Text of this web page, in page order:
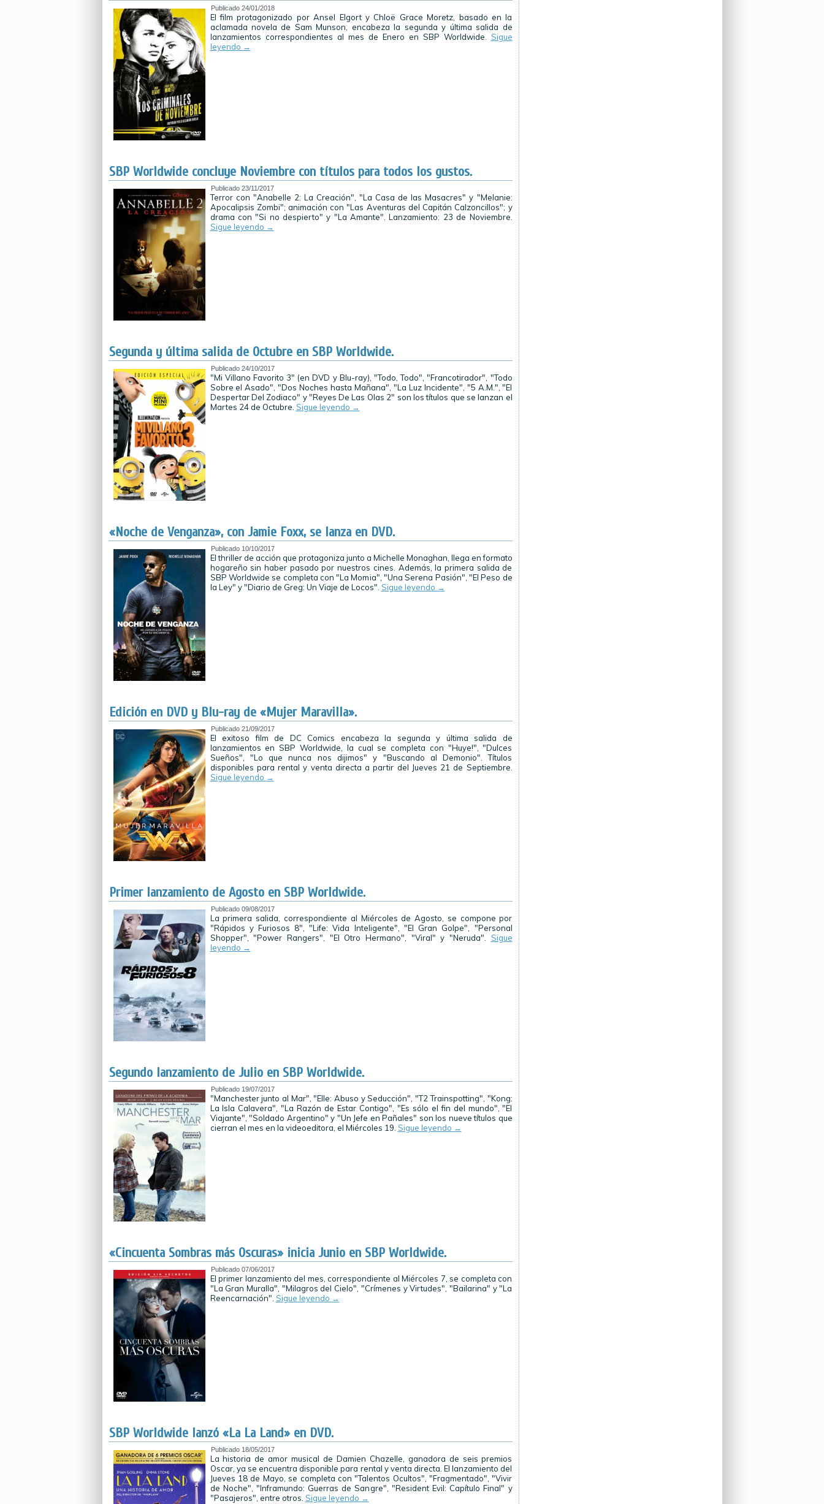
Publicado 24/01/2018
El film protagonizado por Ansel Elgort y Chloë Grace Moretz, basado en la
aclamada novela de Sam Munson, encabeza la segunda y última salida de
lanzamientos correspondientes al mes de Enero en SBP Worldwide. Sigue
leyendo →
SBP Worldwide concluye Noviembre con títulos para todos los gustos.
Publicado 23/11/2017
Terror con "Anabelle 2: La Creación", "La Casa de las Masacres" y "Melanie:
Apocalipsis Zombi"; animación con "Las Aventuras del Capitán Calzoncillos"; y
drama con "Si no despierto" y "La Amante". Lanzamiento: 23 de Noviembre.
Sigue leyendo →
Segunda y última salida de Octubre en SBP Worldwide.
Publicado 24/10/2017
"Mi Villano Favorito 3" (en DVD y Blu-ray), "Todo, Todo", "Francotirador", "Todo
Sobre el Asado", "Dos Noches hasta Mañana", "La Luz Incidente", "5 A.M.", "El
Despertar Del Zodiaco" y "Reyes De Las Olas 2" son los títulos que se lanzan el
Martes 24 de Octubre. Sigue leyendo →
«Noche de Venganza», con Jamie Foxx, se lanza en DVD.
Publicado 10/10/2017
El thriller de acción que protagoniza junto a Michelle Monaghan, llega en formato
hogareño sin haber pasado por nuestros cines. Además, la primera salida de
SBP Worldwide se completa con "La Momia", "Una Serena Pasión", "El Peso de
la Ley" y "Diario de Greg: Un Viaje de Locos". Sigue leyendo →
Edición en DVD y Blu-ray de «Mujer Maravilla».
Publicado 21/09/2017
El exitoso film de DC Comics encabeza la segunda y última salida de
lanzamientos en SBP Worldwide, la cual se completa con "Huye!", "Dulces
Sueños", "Lo que nunca nos dijimos" y "Buscando al Demonio". Títulos
disponibles para rental y venta directa a partir del Jueves 21 de Septiembre.
Sigue leyendo →
Primer lanzamiento de Agosto en SBP Worldwide.
Publicado 09/08/2017
La primera salida, correspondiente al Miércoles de Agosto, se compone por
"Rápidos y Furiosos 8", "Life: Vida Inteligente", "El Gran Golpe", "Personal
Shopper", "Power Rangers", "El Otro Hermano", "Viral" y "Neruda". Sigue
leyendo →
Segundo lanzamiento de Julio en SBP Worldwide.
Publicado 19/07/2017
"Manchester junto al Mar", "Elle: Abuso y Seducción", "T2 Trainspotting", "Kong:
La Isla Calavera", "La Razón de Estar Contigo", "Es sólo el fin del mundo", "El
Viajante", "Soldado Argentino" y "Un Jefe en Pañales" son los nueve títulos que
cierran el mes en la videoeditora, el Miércoles 19. Sigue leyendo →
«Cincuenta Sombras más Oscuras» inicia Junio en SBP Worldwide.
Publicado 07/06/2017
El primer lanzamiento del mes, correspondiente al Miércoles 7, se completa con
"La Gran Muralla", "Milagros del Cielo", "Crímenes y Virtudes", "Bailarina" y "La
Reencarnación". Sigue leyendo →
SBP Worldwide lanzó «La La Land» en DVD.
Publicado 18/05/2017
La historia de amor musical de Damien Chazelle, ganadora de seis premios
Oscar, ya se encuentra disponible para rental y venta directa. El lanzamiento del
Jueves 18 de Mayo, se completa con "Talentos Ocultos", "Fragmentado", "Vivir
de Noche", "Inframundo: Guerras de Sangre", "Resident Evil: Capítulo Final" y
"Pasajeros", entre otros. Sigue leyendo →